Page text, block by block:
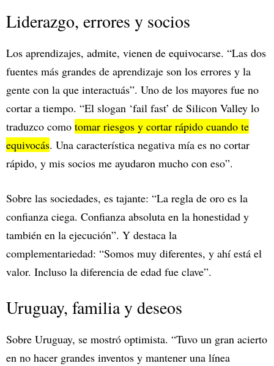
Liderazgo, errores y socios
Los aprendizajes, admite, vienen de equivocarse. “Las dos
fuentes más grandes de aprendizaje son los errores y la
gente con la que interactuás”. Uno de los mayores fue no
cortar a tiempo. “El slogan ‘fail fast’ de Silicon Valley lo
traduzco como tomar riesgos y cortar rápido cuando te
equivocás. Una característica negativa mía es no cortar
rápido, y mis socios me ayudaron mucho con eso”.
Sobre las sociedades, es tajante: “La regla de oro es la
confianza ciega. Confianza absoluta en la honestidad y
también en la ejecución”. Y destaca la
complementariedad: “Somos muy diferentes, y ahí está el
valor. Incluso la diferencia de edad fue clave”.
Uruguay, familia y deseos
Sobre Uruguay, se mostró optimista. “Tuvo un gran acierto
en no hacer grandes inventos y mantener una línea